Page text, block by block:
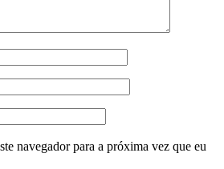
navegador para a próxima vez que eu